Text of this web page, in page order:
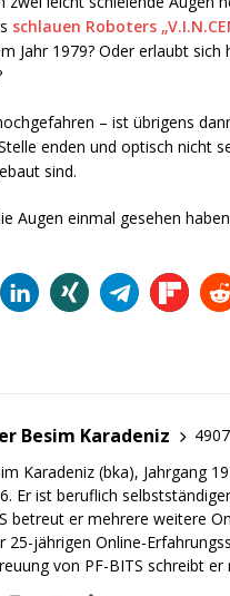
schlauen Roboters
Jahr 1979? Oder erlaubt
– ist übrigens
enden und optisch nicht
sind.
Augen einmal gesehen
Besim Karadeniz
Karadeniz (bka), Jahrgang
Er ist beruflich
betreut er mehrere weitere
25-jährigen Online-
von PF-BITS schreibt